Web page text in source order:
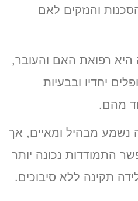
והנזקים לאם
היא רפואת האם והעובר,
יחדיו ובבעיות
מהם.
נשמע מבהיל ומאיים, אך
התמודדות נכונה יותר
תקינה ללא סיבוכים.